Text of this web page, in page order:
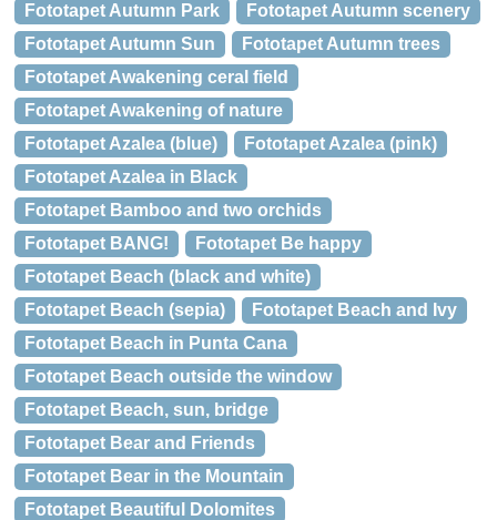
Fototapet Autumn Park
Fototapet Autumn scenery
Fototapet Autumn Sun
Fototapet Autumn trees
Fototapet Awakening ceral field
Fototapet Awakening of nature
Fototapet Azalea (blue)
Fototapet Azalea (pink)
Fototapet Azalea in Black
Fototapet Bamboo and two orchids
Fototapet BANG!
Fototapet Be happy
Fototapet Beach (black and white)
Fototapet Beach (sepia)
Fototapet Beach and Ivy
Fototapet Beach in Punta Cana
Fototapet Beach outside the window
Fototapet Beach, sun, bridge
Fototapet Bear and Friends
Fototapet Bear in the Mountain
Fototapet Beautiful Dolomites